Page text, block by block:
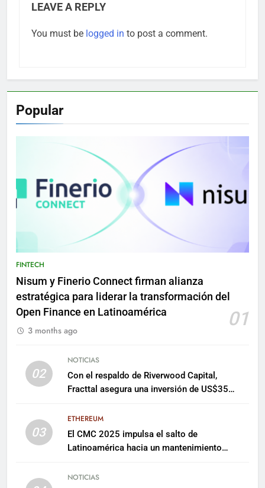
LEAVE A REPLY
You must be logged in to post a comment.
Popular
FINTECH
Nisum y Finerio Connect firman alianza
estratégica para liderar la transformación del
Open Finance en Latinoamérica
01
3 months ago
02
NOTICIAS
Con el respaldo de Riverwood Capital,
Fracttal asegura una inversión de US$35
03
ETHEREUM
El CMC 2025 impulsa el salto de
Latinoamérica hacia un mantenimiento
NOTICIAS